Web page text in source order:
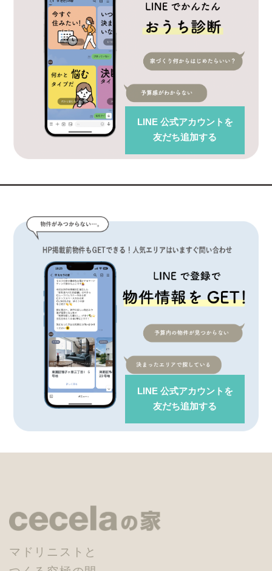
LINE 公式アカウント を
友だち追加する
LINE 公式アカウント を
友だち追加する
マドリニストと